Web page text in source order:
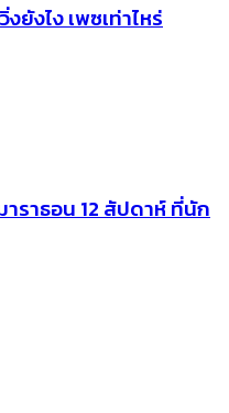
ยังไง เพซเท่าไหร่
ราธอน 12 สัปดาห์ ที่นัก